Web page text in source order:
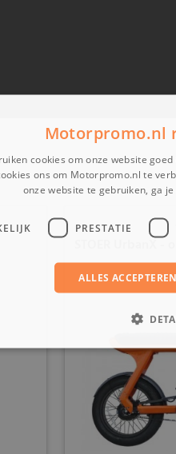
STOER UrbanX
Motorpromo.nl
cookies om onze website
ons om Motorpromo.nl te
onze website te gebruiken, ga
PRESTATIE
ALLES ACCEPTEREN